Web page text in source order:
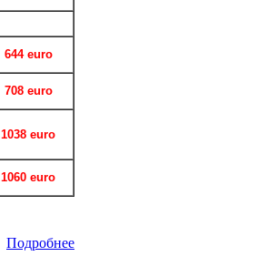
644 euro
708 euro
1038 euro
1060 euro
Подробнее